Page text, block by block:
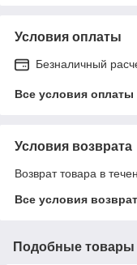
Условия оплаты
Безналичный
Все условия оплаты
Условия возврата
Возврат товара в
Все условия
Подобные товары